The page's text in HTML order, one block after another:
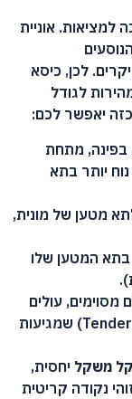
למציאות. אוניית
לכן, כיסא
לגודל
יאפשר לכם:
בפינה, מתחת
יותר בתא
מטען של מונית,
בתא המטען שלו
מסוימים, עולים
ויורדים לספינות קוראל קטנות יותר (Tenders) שמגיעות
קל משקל יחסית,
נקודה קריטית